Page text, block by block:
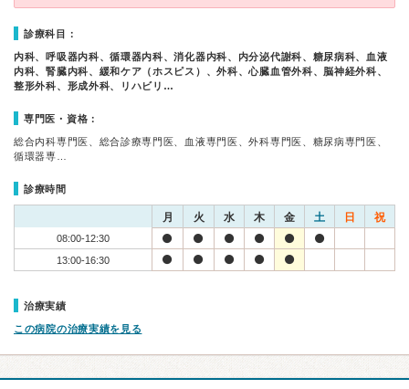
診療科目：
内科、呼吸器内科、循環器内科、消化器内科、内分泌代謝科、糖尿病科、血液
内科、腎臓内科、緩和ケア（ホスピス）、外科、心臓血管外科、脳神経外科、
整形外科、形成外科、リハビリ…
専門医・資格：
総合内科専門医、総合診療専門医、血液専門医、外科専門医、糖尿病専門医、
循環器専…
診療時間
月 火 水 木 金 土 日 祝
08:00-12:30
13:00-16:30
治療実績
この病院の治療実績を見る